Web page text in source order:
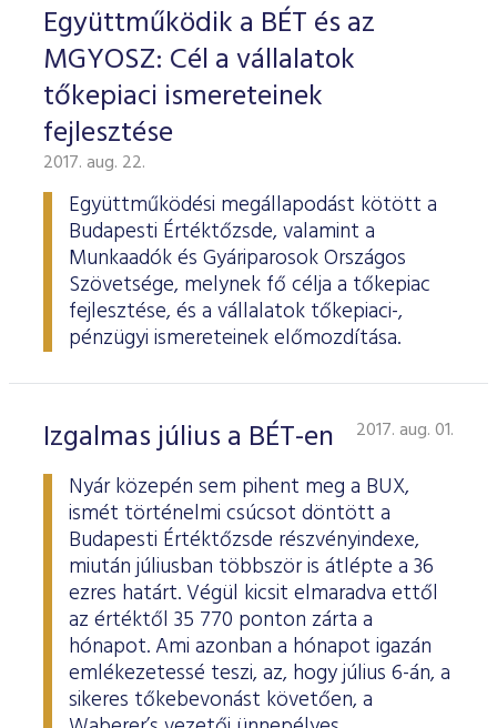
Együttműködik a BÉT és az
MGYOSZ: Cél a vállalatok
tőkepiaci ismereteinek
fejlesztése
2017. aug. 22.
Együttműködési megállapodást kötött a
Budapesti Értéktőzsde, valamint a
Munkaadók és Gyáriparosok Országos
Szövetsége, melynek fő célja a tőkepiac
fejlesztése, és a vállalatok tőkepiaci-,
pénzügyi ismereteinek előmozdítása.
Izgalmas július a BÉT-en 2017. aug. 01.
Nyár közepén sem pihent meg a BUX,
ismét történelmi csúcsot döntött a
Budapesti Értéktőzsde részvényindexe,
miután júliusban többször is átlépte a 36
ezres határt. Végül kicsit elmaradva ettől
az értéktől 35 770 ponton zárta a
hónapot. Ami azonban a hónapot igazán
emlékezetessé teszi, az, hogy július 6-án, a
sikeres tőkebevonást követően, a